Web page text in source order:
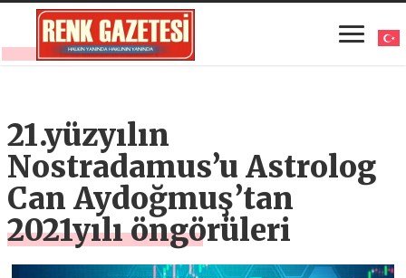
21.yüzyılın
Nostradamus’u Astrolog
Can Aydoğmuş’tan
2021yılı öngörüleri